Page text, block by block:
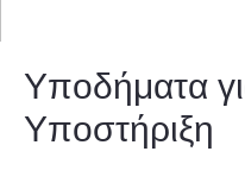
Υποδήματα
Υποστήριξη